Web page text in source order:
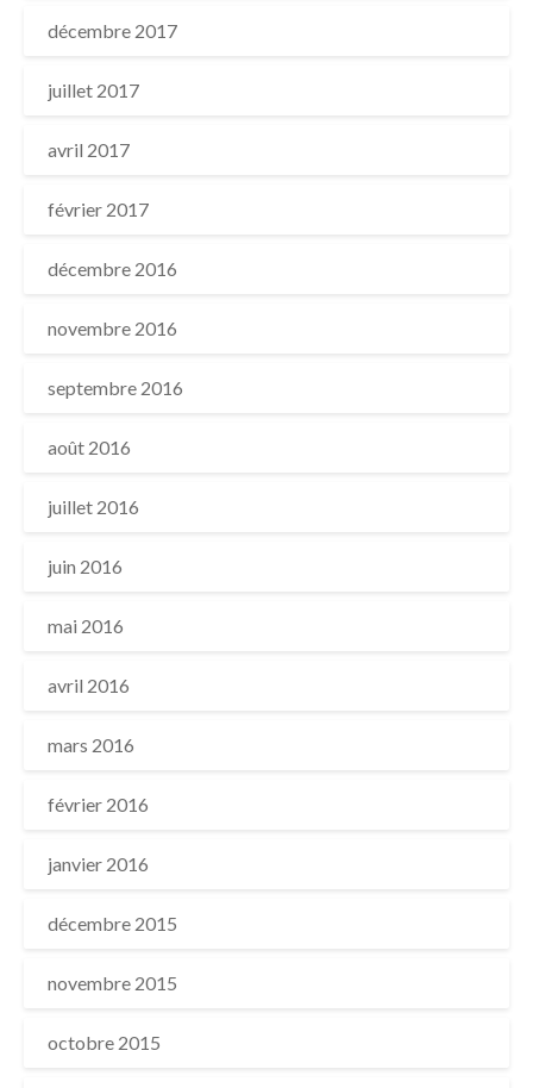
décembre 2017
juillet 2017
avril 2017
février 2017
décembre 2016
novembre 2016
septembre 2016
août 2016
juillet 2016
juin 2016
mai 2016
avril 2016
mars 2016
février 2016
janvier 2016
décembre 2015
novembre 2015
octobre 2015